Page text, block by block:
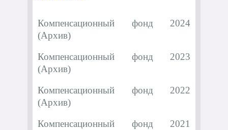
Компенсационный фонд 2024
(Архив)
Компенсационный фонд 2023
(Архив)
Компенсационный фонд 2022
(Архив)
Компенсационный фонд 2021